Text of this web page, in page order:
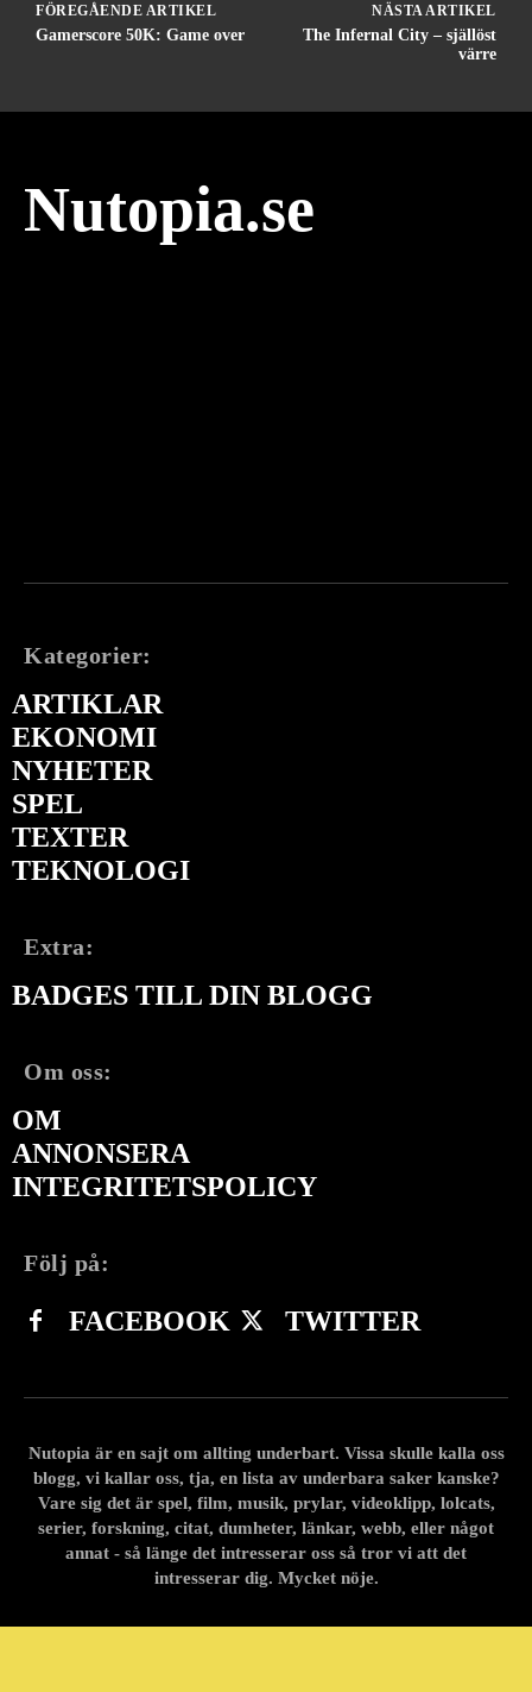
FÖREGÅENDE ARTIKEL
Gamerscore 50K: Game over
NÄSTA ARTIKEL
The Infernal City – själlöst
värre
Nutopia.se
Kategorier:
ARTIKLAR
EKONOMI
NYHETER
SPEL
TEXTER
TEKNOLOGI
Extra:
BADGES TILL DIN BLOGG
Om oss:
OM
ANNONSERA
INTEGRITETSPOLICY
Följ på:
FACEBOOK TWITTER
Nutopia är en sajt om allting underbart. Vissa skulle kalla oss
blogg, vi kallar oss, tja, en lista av underbara saker kanske?
Vare sig det är spel, film, musik, prylar, videoklipp, lolcats,
serier, forskning, citat, dumheter, länkar, webb, eller något
annat - så länge det intresserar oss så tror vi att det
intresserar dig. Mycket nöje.